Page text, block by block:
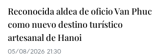
Reconocida aldea de oficio Van Phuc
como nuevo destino turístico
artesanal de Hanoi
05/08/2026 21:30